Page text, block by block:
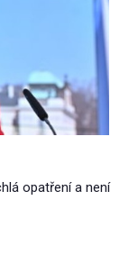
opatření a není